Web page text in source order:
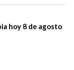
hoy 8 de agosto